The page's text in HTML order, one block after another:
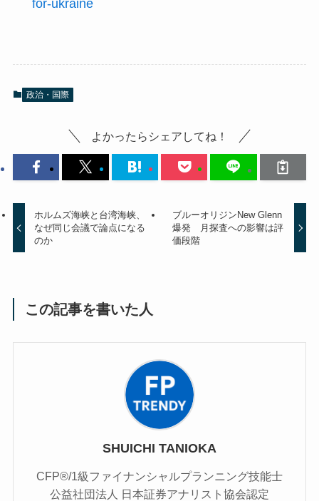
for-ukraine
政治・国際
よかったらシェアしてね！
ホルムズ海峡と台湾海峡、
なぜ同じ会議で論点になる
のか
ブルーオリジンNew Glenn
爆発 月探査への影響は評
価段階
この記事を書いた人
SHUICHI TANIOKA
CFP®/1級ファイナンシャルプランニング技能士
公益社団法人 日本証券アナリスト協会認定